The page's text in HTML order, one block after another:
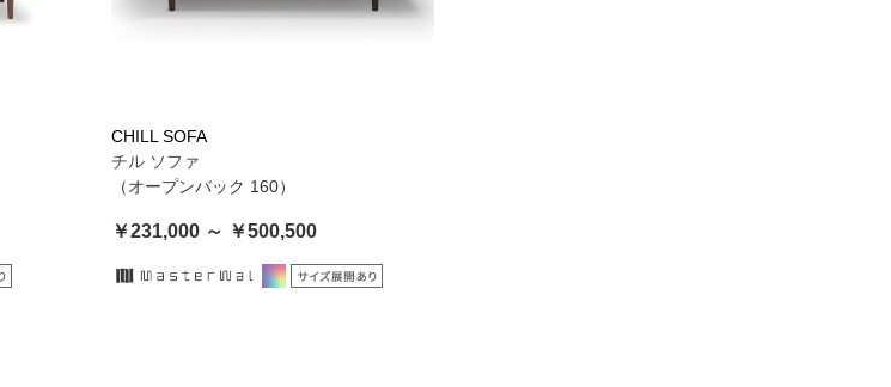
CHILL SOFA
チル ソファ
（オープンバック 160）
￥231,000 ～ ￥500,500